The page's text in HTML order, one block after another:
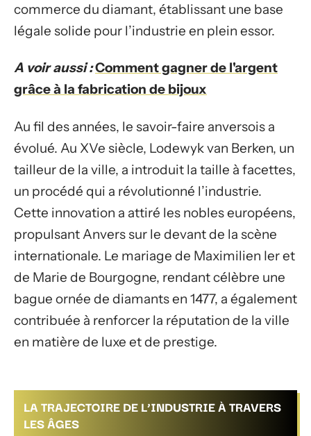
commerce du diamant, établissant une base
légale solide pour l’industrie en plein essor.
A voir aussi :Comment gagner de l'argent
grâce à la fabrication de bijoux
Au fil des années, le savoir-faire anversois a
évolué. Au XVe siècle, Lodewyk van Berken, un
tailleur de la ville, a introduit la taille à facettes,
un procédé qui a révolutionné l’industrie.
Cette innovation a attiré les nobles européens,
propulsant Anvers sur le devant de la scène
internationale. Le mariage de Maximilien Ier et
de Marie de Bourgogne, rendant célèbre une
bague ornée de diamants en 1477, a également
contribuée à renforcer la réputation de la ville
en matière de luxe et de prestige.
LA TRAJECTOIRE DE L’INDUSTRIE À TRAVERS
LES ÂGES